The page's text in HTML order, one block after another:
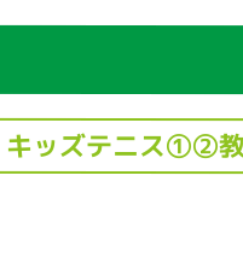
キッズテニス①②